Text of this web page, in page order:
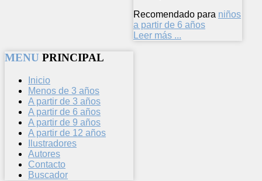
Recomendado para niños
a partir de 6 años
Leer más ...
MENU PRINCIPAL
Inicio
Menos de 3 años
A partir de 3 años
A partir de 6 años
A partir de 9 años
A partir de 12 años
Ilustradores
Autores
Contacto
Buscador